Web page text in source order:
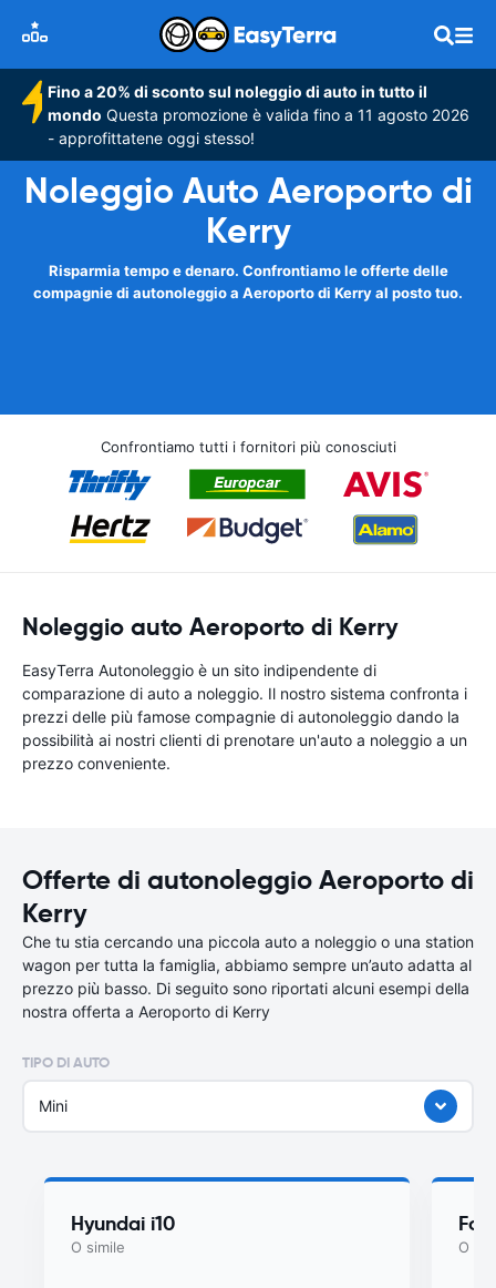
Fino a 20% di sconto sul noleggio di auto in tutto il
mondo Questa promozione è valida fino a 11 agosto 2026
- approfittatene oggi stesso!
Noleggio Auto Aeroporto di
Kerry
Risparmia tempo e denaro. Confrontiamo le offerte delle
compagnie di autonoleggio a Aeroporto di Kerry al posto tuo.
Confrontiamo tutti i fornitori più conosciuti
Noleggio auto Aeroporto di Kerry
EasyTerra Autonoleggio è un sito indipendente di
comparazione di auto a noleggio. Il nostro sistema confronta i
prezzi delle più famose compagnie di autonoleggio dando la
possibilità ai nostri clienti di prenotare un'auto a noleggio a un
prezzo conveniente.
Offerte di autonoleggio Aeroporto di
Kerry
Che tu stia cercando una piccola auto a noleggio o una station
wagon per tutta la famiglia, abbiamo sempre un’auto adatta al
prezzo più basso. Di seguito sono riportati alcuni esempi della
nostra offerta a Aeroporto di Kerry
TIPO DI AUTO
Mini
Hyundai i10
O simile O